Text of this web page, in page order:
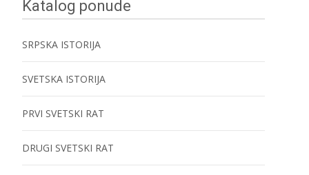
Katalog ponude
SRPSKA ISTORIJA
SVETSKA ISTORIJA
PRVI SVETSKI RAT
DRUGI SVETSKI RAT